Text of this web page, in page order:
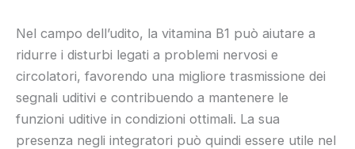
Nel campo dell’udito, la vitamina B1 può aiutare a
ridurre i disturbi legati a problemi nervosi e
circolatori, favorendo una migliore trasmissione dei
segnali uditivi e contribuendo a mantenere le
funzioni uditive in condizioni ottimali. La sua
presenza negli integratori può quindi essere utile nel